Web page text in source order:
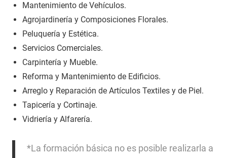
Mantenimiento de Vehículos.
Agrojardinería y Composiciones Florales.
Peluquería y Estética.
Servicios Comerciales.
Carpintería y Mueble.
Reforma y Mantenimiento de Edificios.
Arreglo y Reparación de Artículos Textiles y de Piel.
Tapicería y Cortinaje.
Vidriería y Alfarería.
*La formación básica no es posible realizarla a